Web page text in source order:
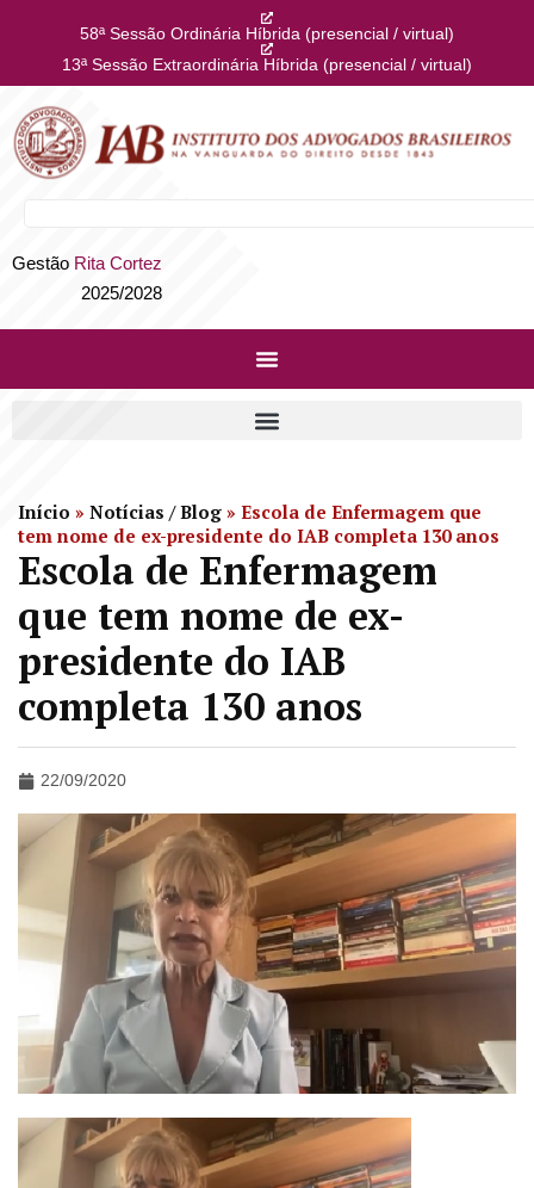
58ª Sessão Ordinária Híbrida (presencial / virtual)
13ª Sessão Extraordinária Híbrida (presencial / virtual)
Gestão Rita Cortez
2025/2028
Início » Notícias / Blog » Escola de Enfermagem que
tem nome de ex-presidente do IAB completa 130 anos
Escola de Enfermagem
que tem nome de ex-
presidente do IAB
completa 130 anos
22/09/2020